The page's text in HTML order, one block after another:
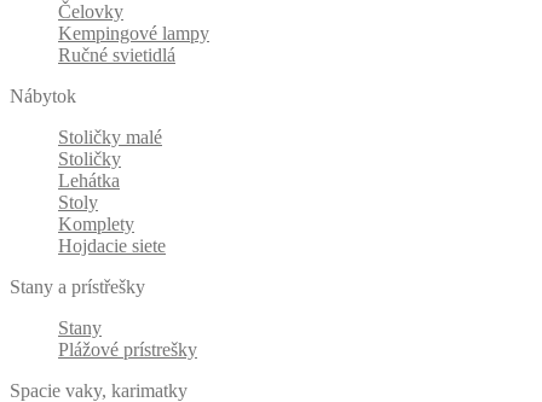
Čelovky
Kempingové lampy
Ručné svietidlá
Nábytok
Stoličky malé
Stoličky
Lehátka
Stoly
Komplety
Hojdacie siete
Stany a prístřešky
Stany
Plážové prístrešky
Spacie vaky, karimatky